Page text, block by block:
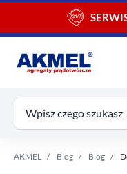
koszyk
Wpisz czego szukasz
AKMEL Blog Blog